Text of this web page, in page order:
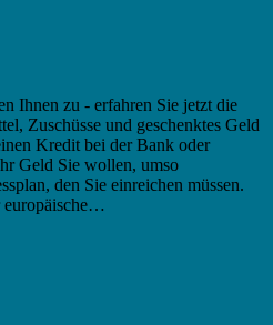
Ihnen zu - erfahren Sie jetzt die
Zuschüsse und geschenktes Geld
Kredit bei der Bank oder
Geld Sie wollen, umso
den Sie einreichen müssen.
europäische…